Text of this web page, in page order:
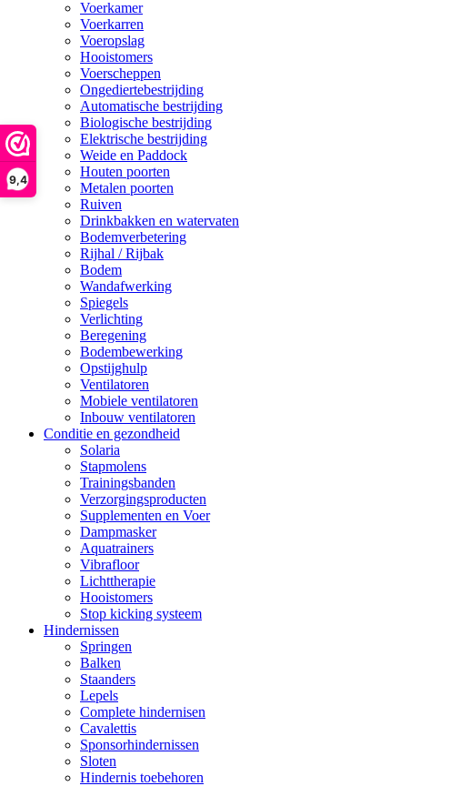
9,4
Voerkamer
Voerkarren
Voeropslag
Hooistomers
Voerscheppen
Ongediertebestrijding
Automatische bestrijding
Biologische bestrijding
Elektrische bestrijding
Weide en Paddock
Houten poorten
Metalen poorten
Ruiven
Drinkbakken en watervaten
Bodemverbetering
Rijhal / Rijbak
Bodem
Wandafwerking
Spiegels
Verlichting
Beregening
Bodembewerking
Opstijghulp
Ventilatoren
Mobiele ventilatoren
Inbouw ventilatoren
Conditie en gezondheid
Solaria
Stapmolens
Trainingsbanden
Verzorgingsproducten
Supplementen en Voer
Dampmasker
Aquatrainers
Vibrafloor
Lichttherapie
Hooistomers
Stop kicking systeem
Hindernissen
Springen
Balken
Staanders
Lepels
Complete hindernisen
Cavalettis
Sponsorhindernissen
Sloten
Hindernis toebehoren